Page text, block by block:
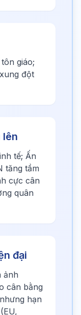
giáo;
đột
lên
tế; Ấn
tăng tầm
cực cân
quân
đại
ảnh
cân bằng
hạn